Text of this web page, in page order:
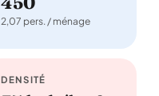
2,07 pers. / ménage
DENSITÉ